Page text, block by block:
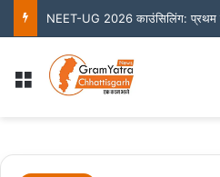
Menu